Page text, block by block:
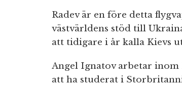
Radev är en före detta
västvärldens stöd till
att tidigare i år kalla Kievs
Angel Ignatov arbetar inom
att ha studerat i